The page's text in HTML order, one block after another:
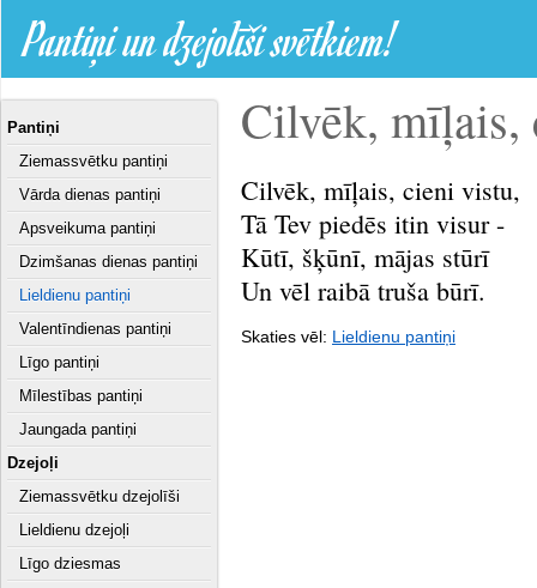
Pantiņi un dzejolīši svētkiem!
Pantiņi
Ziemassvētku pantiņi
Vārda dienas pantiņi
Apsveikuma pantiņi
Dzimšanas dienas pantiņi
Lieldienu pantiņi
Valentīndienas pantiņi
Līgo pantiņi
Mīlestības pantiņi
Jaungada pantiņi
Dzejoļi
Ziemassvētku dzejolīši
Lieldienu dzejoļi
Līgo dziesmas
Cilvēk, mīļais,
Cilvēk, mīļais, cieni vistu,
Tā Tev piedēs itin visur -
Kūtī, šķūnī, mājas stūrī
Un vēl raibā truša būrī.
Skaties vēl: Lieldienu pantiņi